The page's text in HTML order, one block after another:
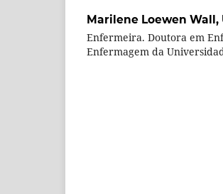
Marilene Loewen Wall,
Enfermeira. Doutora em
Enfermagem da